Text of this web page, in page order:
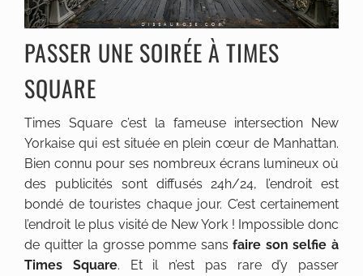
PASSER UNE SOIRÉE À TIMES
SQUARE
Times Square c’est la fameuse intersection New
Yorkaise qui est située en plein cœur de Manhattan.
Bien connu pour ses nombreux écrans lumineux où
des publicités sont diffusés 24h/24, l’endroit est
bondé de touristes chaque jour. C’est certainement
l’endroit le plus visité de New York ! Impossible donc
de quitter la grosse pomme sansfaire son selfie à
Times Square. Et il n’est pas rare d’y passer